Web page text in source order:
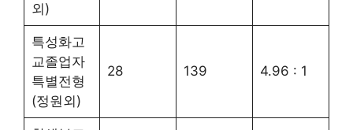
외)
특성화고
교졸업자
특별전형
(정원외)
28 139 4.96 : 1